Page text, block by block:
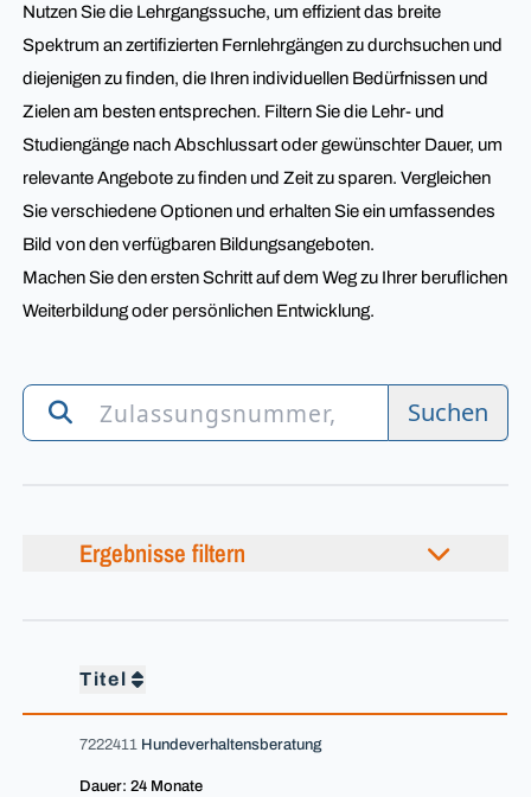
Nutzen Sie die Lehrgangssuche, um effizient das breite
Spektrum an zertifizierten Fernlehrgängen zu durchsuchen und
diejenigen zu finden, die Ihren individuellen Bedürfnissen und
Zielen am besten entsprechen. Filtern Sie die Lehr- und
Studiengänge nach Abschlussart oder gewünschter Dauer, um
relevante Angebote zu finden und Zeit zu sparen. Vergleichen
Sie verschiedene Optionen und erhalten Sie ein umfassendes
Bild von den verfügbaren Bildungsangeboten.
Machen Sie den ersten Schritt auf dem Weg zu Ihrer beruflichen
Weiterbildung oder persönlichen Entwicklung.
Suchen
Ergebnisse filtern
Titel
7222411 Hundeverhaltensberatung
Dauer: 24 Monate